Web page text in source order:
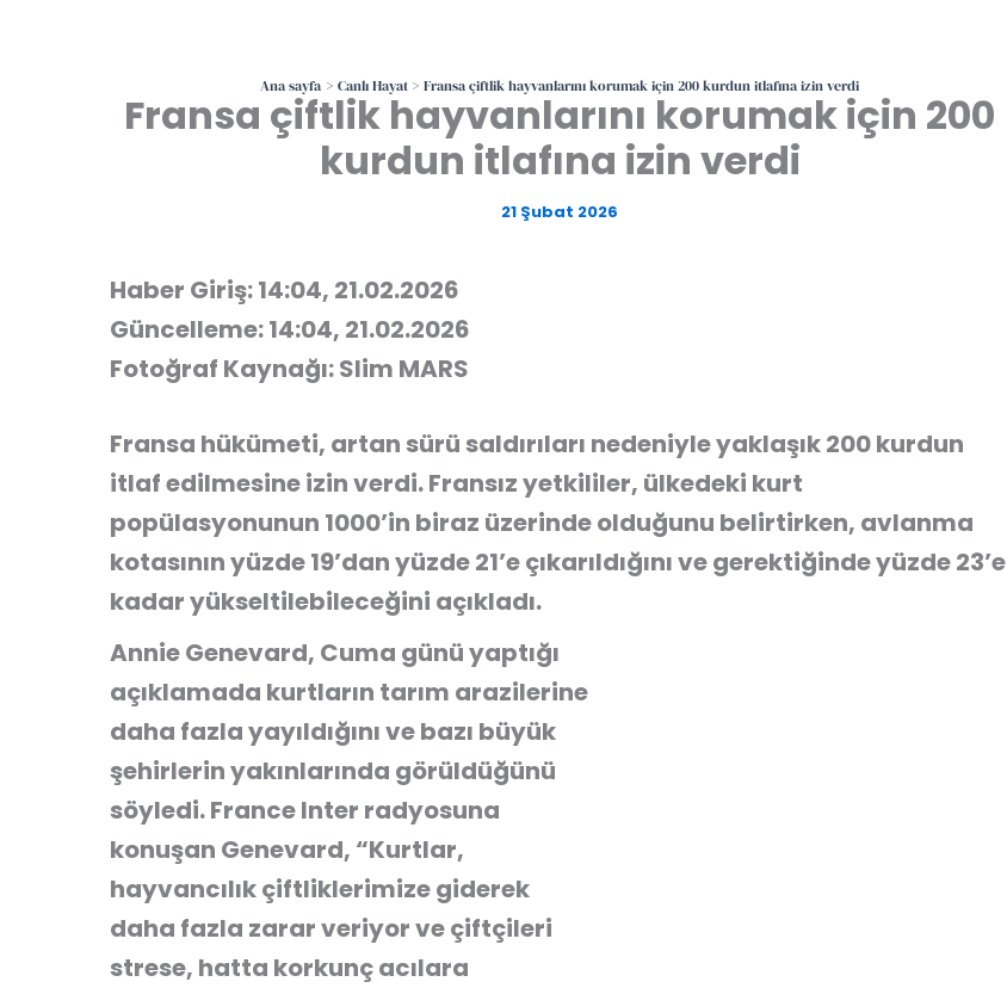
Ana sayfa Canlı Hayat Fransa çiftlik hayvanlarını korumak için 200 kurdun itlafına izin verdi
Fransa çiftlik hayvanlarını korumak için 200
kurdun itlafına izin verdi
21 Şubat 2026
Haber Giriş: 14:04, 21.02.2026
Güncelleme: 14:04, 21.02.2026
Fotoğraf Kaynağı: Slim MARS
Fransa hükümeti, artan sürü saldırıları nedeniyle yaklaşık 200 kurdun
itlaf edilmesine izin verdi. Fransız yetkililer, ülkedeki kurt
popülasyonunun 1000’in biraz üzerinde olduğunu belirtirken, avlanma
kotasının yüzde 19’dan yüzde 21’e çıkarıldığını ve gerektiğinde yüzde 23’e
kadar yükseltilebileceğini açıkladı.
Annie Genevard, Cuma günü yaptığı
açıklamada kurtların tarım arazilerine
daha fazla yayıldığını ve bazı büyük
şehirlerin yakınlarında görüldüğünü
söyledi. France Inter radyosuna
konuşan Genevard, “Kurtlar,
hayvancılık çiftliklerimize giderek
daha fazla zarar veriyor ve çiftçileri
strese, hatta korkunç acılara